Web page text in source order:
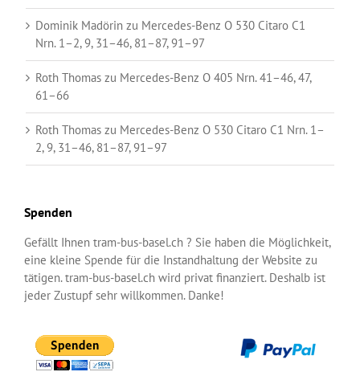
Dominik Madörin zu Mercedes-Benz O 530 Citaro C1
Nrn. 1–2, 9, 31–46, 81–87, 91–97
Roth Thomas zu Mercedes-Benz O 405 Nrn. 41–46, 47,
61–66
Roth Thomas zu Mercedes-Benz O 530 Citaro C1 Nrn. 1–
2, 9, 31–46, 81–87, 91–97
Spenden
Gefällt Ihnen tram-bus-basel.ch ? Sie haben die Möglichkeit,
eine kleine Spende für die Instandhaltung der Website zu
tätigen. tram-bus-basel.ch wird privat finanziert. Deshalb ist
jeder Zustupf sehr willkommen. Danke!